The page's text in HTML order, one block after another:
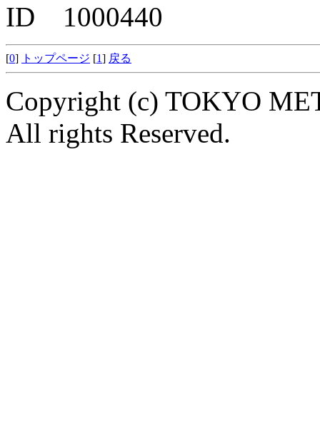
ID 1000440
[0] トップページ [1] 戻る
Copyright (c) TOKYO
All rights Reserved.